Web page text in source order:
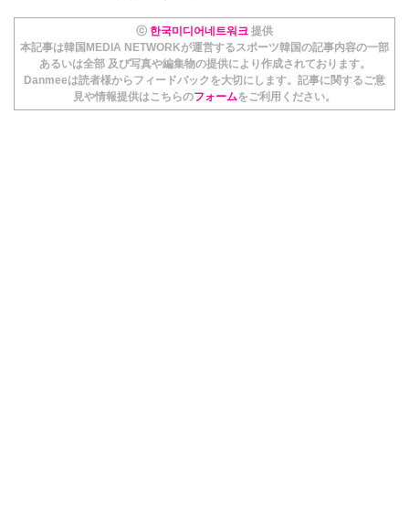
ⓒ 한국미디어네트워크 提供
本記事は韓国MEDIA NETWORKが運営するスポーツ韓国の記事内容の一部
あるいは全部 及び写真や編集物の提供により作成されております。
Danmeeは読者様からフィードバックを大切にします。記事に関するご意
見や情報提供はこちらのフォームをご利用ください。